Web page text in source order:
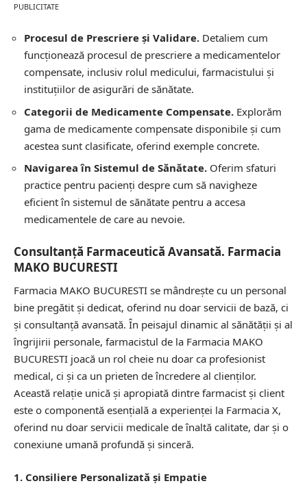
PUBLICITATE
Procesul de Prescriere și Validare. Detaliem cum
funcționează procesul de prescriere a medicamentelor
compensate, inclusiv rolul medicului, farmacistului și
instituțiilor de asigurări de sănătate.
Categorii de Medicamente Compensate. Explorăm
gama de medicamente compensate disponibile și cum
acestea sunt clasificate, oferind exemple concrete.
Navigarea în Sistemul de Sănătate. Oferim sfaturi
practice pentru pacienți despre cum să navigheze
eficient în sistemul de sănătate pentru a accesa
medicamentele de care au nevoie.
Consultanță Farmaceutică Avansată. Farmacia
MAKO BUCURESTI
Farmacia MAKO BUCURESTI se mândrește cu un personal
bine pregătit și dedicat, oferind nu doar servicii de bază, ci
și consultanță avansată. În peisajul dinamic al sănătății și al
îngrijirii personale, farmacistul de la Farmacia MAKO
BUCURESTI joacă un rol cheie nu doar ca profesionist
medical, ci și ca un prieten de încredere al clienților.
Această relație unică și apropiată dintre farmacist și client
este o componentă esențială a experienței la Farmacia X,
oferind nu doar servicii medicale de înaltă calitate, dar și o
conexiune umană profundă și sinceră.
1. Consiliere Personalizată și Empatie